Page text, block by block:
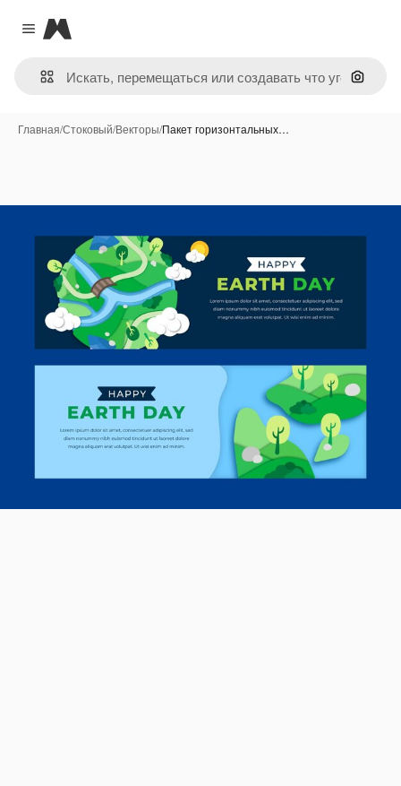
Close menu
Magnific
Поиск
Главная/Стоковый/Векторы/Пакет горизонтальных…